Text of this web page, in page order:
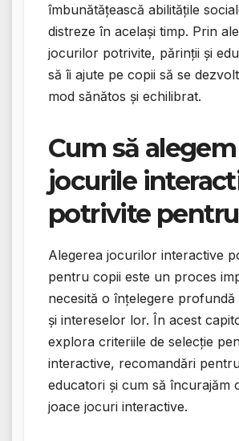
îmbunătățească abilitățile
distreze în același timp. Prin
jocurilor potrivite, părinții și
să îi ajute pe copii să se
mod sănătos și echilibrat.
Cum să alegem
jocurile
potrivite
Alegerea jocurilor interactive
pentru copii este un proces
necesită o înțelegere
și intereselor lor. În acest
explora criteriile de selecție
interactive, recomandări
educatori și cum să încurajăm
joace jocuri interactive.